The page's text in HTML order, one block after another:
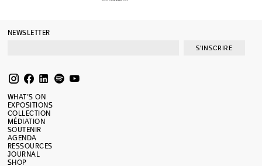
NEWSLETTER
S'INSCRIRE
WHAT’S ON
EXPOSITIONS
COLLECTION
MÉDIATION
SOUTENIR
AGENDA
RESSOURCES
JOURNAL
SHOP